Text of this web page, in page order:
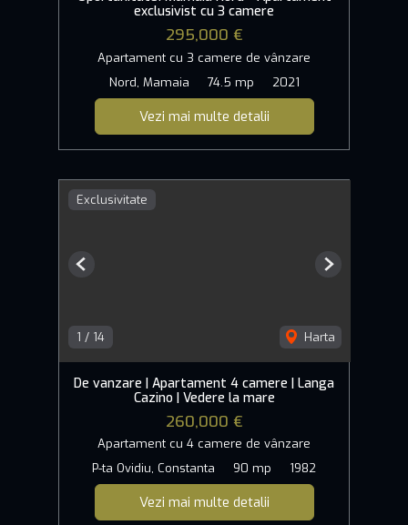
exclusivist cu 3 camere
295,000 €
Apartament cu 3 camere de vânzare
Nord, Mamaia
74.5 mp 2021
Vezi mai multe detalii
Exclusivitate
1 / 14 Harta
Previous Next
De vanzare | Apartament 4 camere | Langa
Cazino | Vedere la mare
260,000 €
Apartament cu 4 camere de vânzare
P-ta Ovidiu, Constanta
90 mp 1982
Vezi mai multe detalii